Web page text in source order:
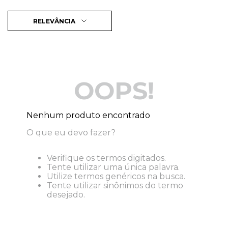
RELEVÂNCIA
OOPS!
Nenhum produto encontrado
O que eu devo fazer?
Verifique os termos digitados.
Tente utilizar uma única palavra.
Utilize termos genéricos na busca.
Tente utilizar sinônimos do termo
desejado.